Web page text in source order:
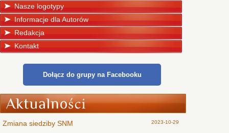
Nasze logotypy
Informacje dla Autorów
Redakcja
Kontakt
Dołącz do grupy na Facebooku
Zmiana siedziby SNM 2023-10-29